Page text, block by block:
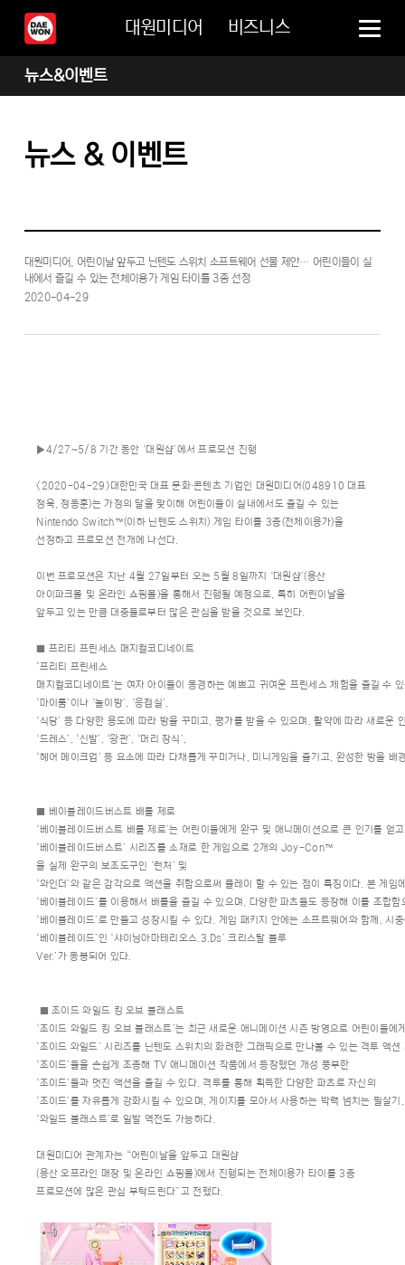
대원미디어 비즈니스
뉴스&이벤트
뉴스 & 이벤트
대원미디어, 어린이날 앞두고 닌텐도 스위치 소프트웨어 선물 제안… 어린이들이 실
내에서 즐길 수 있는 전체이용가 게임 타이틀 3종 선정
2020-04-29
▶4/27~5/8 기간 동안 ‘대원샵’에서 프로모션 진행
<2020-04-29>대한민국 대표 문화∙콘텐츠 기업인 대원미디어(048910 대표
정욱, 정동훈)는 가정의 달을 맞이해 어린이들이 실내에서도 즐길 수 있는
Nintendo Switch™(이하 닌텐도 스위치) 게임 타이틀 3종(전체이용가)을
선정하고 프로모션 전개에 나선다.
이번 프로모션은 지난 4월 27일부터 오는 5월 8일까지 ‘대원샵’(용산
아이파크몰 및 온라인 쇼핑몰)을 통해서 진행될 예정으로, 특히 어린이날을
앞두고 있는 만큼 대중들로부터 많은 관심을 받을 것으로 보인다.
■ 프리티 프린세스 매지컬코디네이트
‘프리티 프린세스
매지컬코디네이트’는 여자 아이들이 동경하는 예쁘고 귀여운 프린세스 체험을 즐길 수
‘마이룸’이나 ‘놀이방’, ‘응접실’,
‘식당’ 등 다양한 용도에 따라 방을 꾸미고, 평가를 받을 수 있으며, 활약에 따라 새로
‘드레스’, ‘신발’, ‘왕관’, ‘머리 장식’,
‘헤어 메이크업’ 등 요소에 따라 다채롭게 꾸미거나, 미니게임을 즐기고, 완성한 방을
■ 베이블레이드버스트 배틀 제로
‘베이블레이드버스트 배틀 제로’는 어린이들에게 완구 및 애니메이션으로 큰 인기를 얻
‘베이블레이드버스트’ 시리즈를 소재로 한 게임으로 2개의 Joy-Con™
을 실제 완구의 보조도구인 ‘런처’ 및
‘와인더’와 같은 감각으로 액션을 취함으로써 플레이 할 수 있는 점이 특징이다. 본 게
‘베이블레이드’를 이용해서 배틀을 즐길 수 있으며, 다양한 파츠들도 등장해 이를 조합함
‘베이블레이드’로 만들고 성장시킬 수 있다. 게임 패키지 안에는 소프트웨어와 함께, 시
‘베이블레이드’인 ‘샤이닝아마테리오스.3.Ds’ 크리스탈 블루
Ver.’가 동봉되어 있다.
■ 조이드 와일드 킹 오브 블래스트
‘조이드 와일드 킹 오브 블래스트’는 최근 새로운 애니메이션 시즌 방영으로 어린이들에
‘조이드 와일드’ 시리즈를 닌텐도 스위치의 화려한 그래픽으로 만나볼 수 있는 격투 액
‘조이드’들을 손쉽게 조종해 TV 애니메이션 작품에서 등장했던 개성 풍부한
‘조이드’들과 멋진 액션을 즐길 수 있다. 격투를 통해 획득한 다양한 파츠로 자신의
‘조이드’를 자유롭게 강화시킬 수 있으며, 게이지를 모아서 사용하는 박력 넘치는 필살기,
‘와일드 블래스트’로 일발 역전도 가능하다.
대원미디어 관계자는 “어린이날을 앞두고 대원샵
(용산 오프라인 매장 및 온라인 쇼핑몰)에서 진행되는 전체이용가 타이틀 3종
프로모션에 많은 관심 부탁드린다”고 전했다.